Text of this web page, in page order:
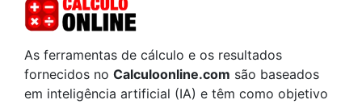
As ferramentas de cálculo e os resultados
fornecidos no Calculoonline.com são baseados
em inteligência artificial (IA) e têm como objetivo